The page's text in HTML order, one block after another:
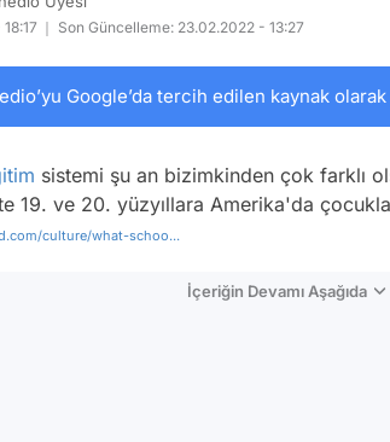
Son Güncelleme: 23.02.2022 - 13:27
Google’da tercih edilen kaynak
sistemi şu an bizimkinden çok farklı
19. ve 20. yüzyıllara Amerika'da
culture/what-schoo...
İçeriğin Devamı Aşağıda